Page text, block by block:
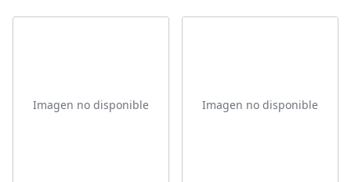
Imagen no disponible Imagen no disponible